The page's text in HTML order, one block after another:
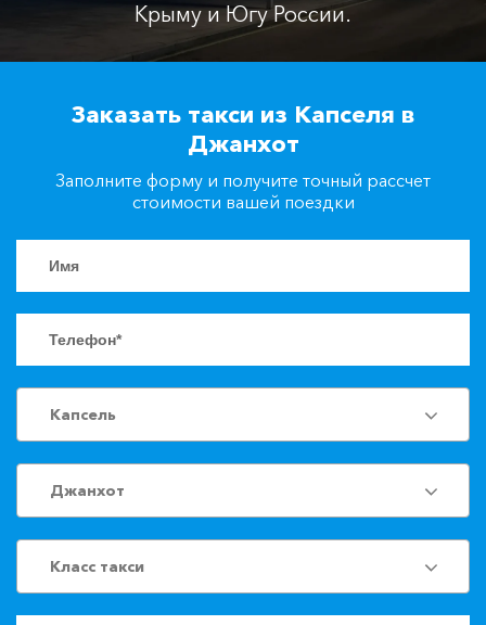
+7(861)217-90-04
Заказать такси
Крыму и Югу России.
Заказать такси из Капселя в
Джанхот
Заполните форму и получите точный рассчет
стоимости вашей поездки
Капсель
Джанхот
Класс такси